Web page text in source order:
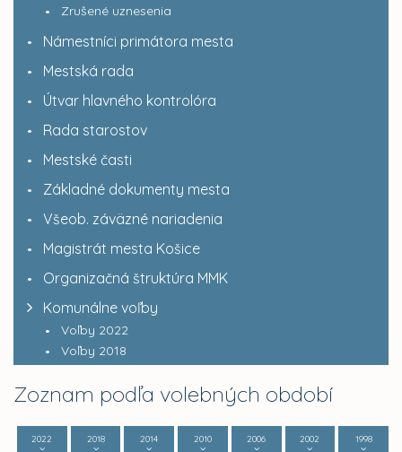
Zrušené uznesenia
Námestníci primátora mesta
Mestská rada
Útvar hlavného kontrolóra
Rada starostov
Mestské časti
Základné dokumenty mesta
Všeob. záväzné nariadenia
Magistrát mesta Košice
Organizačná štruktúra MMK
Komunálne voľby
Voľby 2022
Voľby 2018
Zoznam podľa volebných období
2022
2018
2014
2010
2006
2002
1998